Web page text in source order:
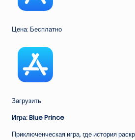
Цена: Бесплатно
Загрузить
Игра: Blue Prince
Приключенческая игра, где история